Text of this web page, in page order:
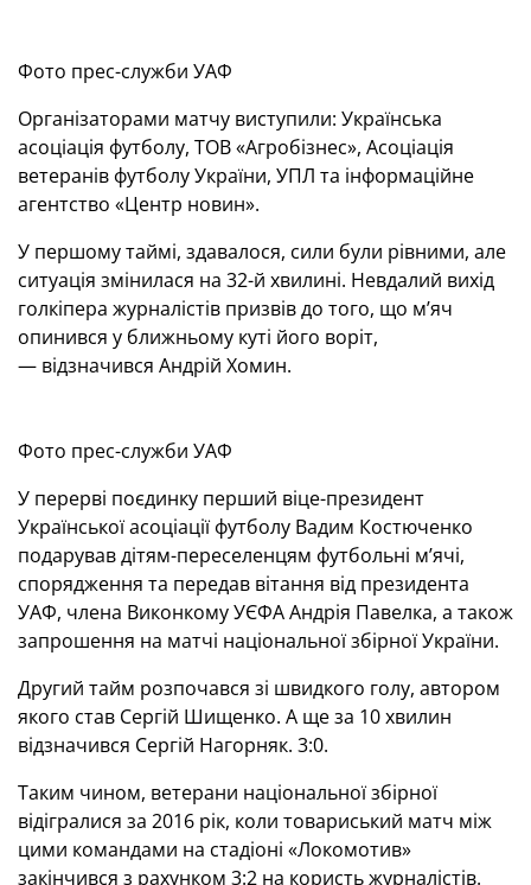
Фото прес-служби УАФ
Організаторами матчу виступили: Українська
асоціація футболу, ТОВ «Агробізнес», Асоціація
ветеранів футболу України, УПЛ та інформаційне
агентство «Центр новин».
У першому таймі, здавалося, сили були рівними, але
ситуація змінилася на 32-й хвилині. Невдалий вихід
голкіпера журналістів призвів до того, що м’яч
опинився у ближньому куті його воріт,
— відзначився Андрій Хомин.
Фото прес-служби УАФ
У перерві поєдинку перший віце-президент
Української асоціації футболу Вадим Костюченко
подарував дітям-переселенцям футбольні м’ячі,
спорядження та передав вітання від президента
УАФ, члена Виконкому УЄФА Андрія Павелка, а також
запрошення на матчі національної збірної України.
Другий тайм розпочався зі швидкого голу, автором
якого став Сергій Шищенко. А ще за 10 хвилин
відзначився Сергій Нагорняк. 3:0.
Таким чином, ветерани національної збірної
відігралися за 2016 рік, коли товариський матч між
цими командами на стадіоні «Локомотив»
закінчився з рахунком 3:2 на користь журналістів.